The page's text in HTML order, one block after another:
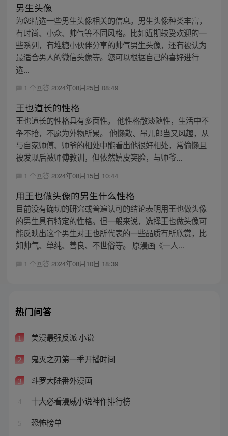
男生头像
为您精选一些男生头像相关的信息。男生头像种类丰富，
有时尚、小众、帅气等不同风格。比如近期较受欢迎的一
些系列，有堆糖小伙伴分享的帅气男生头像，还有被认为
最适合男人的微信头像等。您可以根据自己的喜好进行
选...
1 个回答 2024年08月25日 08:49
王也道长的性格
王也道长的性格具有多面性。 他性格散淡随性，生活中不
争不抢，不愿为外物所累。 他懒散、吊儿郎当又风趣，从
与自家师傅、师爷的相处中能看出他很好相处，常偷懒且
被发现后被师傅教训，但依然嬉皮笑脸，与师爷...
1 个回答 2024年08月15日 10:44
用王也做头像的男生什么性格
目前没有确切的研究或普遍认可的结论表明用王也做头像
的男生具有特定的性格。但一般来说，选择王也做头像可
能反映出这个男生对王也所代表的一些品质有所欣赏，比
如帅气、单纯、善良、不世俗等。 原漫画《一人...
1 个回答 2024年08月10日 18:39
热门问答
1 美漫最强反派 小说
2 鬼灭之刃第一季开播时间
3 斗罗大陆番外漫画
4 十大必看漫威小说神作排行榜
5 恐怖榜单